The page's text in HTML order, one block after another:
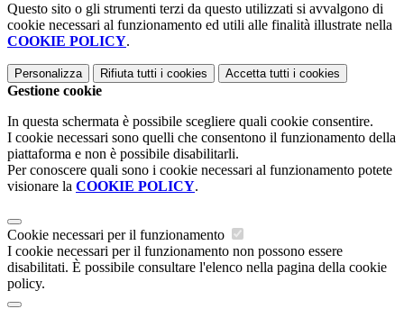
Questo sito o gli strumenti terzi da questo utilizzati si avvalgono di
cookie necessari al funzionamento ed utili alle finalità illustrate nella
COOKIE POLICY.
Personalizza Rifiuta tutti i cookies Accetta tutti i cookies
Gestione cookie
In questa schermata è possibile scegliere quali cookie consentire.
I cookie necessari sono quelli che consentono il funzionamento della
piattaforma e non è possibile disabilitarli.
Per conoscere quali sono i cookie necessari al funzionamento potete
visionare la COOKIE POLICY.
Cookie necessari per il funzionamento
I cookie necessari per il funzionamento non possono essere
disabilitati. È possibile consultare l'elenco nella pagina della cookie
policy.